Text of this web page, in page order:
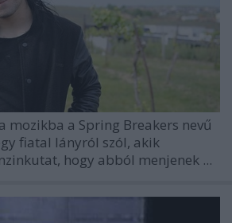
mozikba a Spring Breakers nevű
fiatal lányról szól, akik
hogy abból menjenek ...